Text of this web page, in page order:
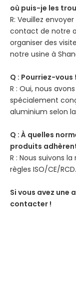
où puis-je les
R: Veuillez
contact de notre
organiser des
notre usine à
Q : Pourriez-
R : Oui, nous
spécialement
aluminium selon
Q : À quelles
produits
R : Nous suivons
règles ISO/CE/RCD.
Si vous avez une
contacter !